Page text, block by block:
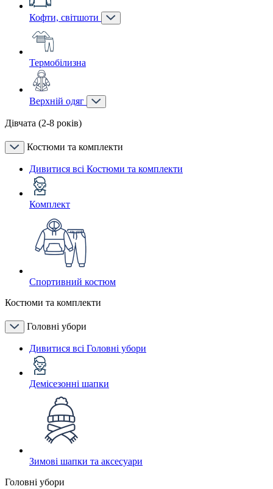
Кофти, світшоти
Термобілизна
Верхній одяг
Дівчата (2-8 років)
Костюми та комплекти
Дивитися всі Костюми та комплекти
Комплект
Спортивний костюм
Костюми та комплекти
Головні убори
Дивитися всі Головні убори
Демісезонні шапки
Зимові шапки та аксесуари
Головні убори